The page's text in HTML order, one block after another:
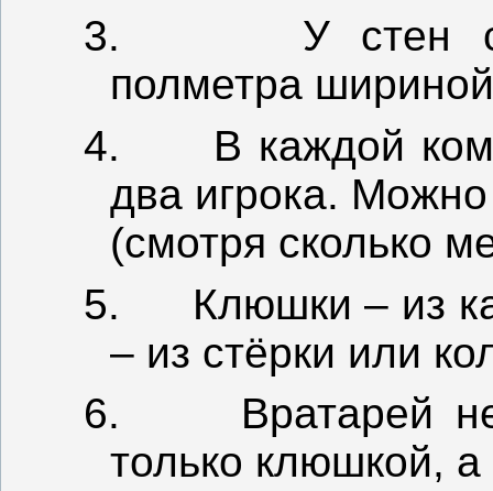
3.
У стен
полметра
4.
В каждой
два игрока.
(смотря сколько
5.
Клюшки – из
– из стёрки или
6.
Вратарей
только клюшкой,